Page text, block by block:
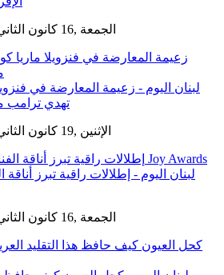
GMT 08:26 2026 الجمعة ,16 كانون الثاني / يناير
زعيمة المعارضة في فنزويلا ماريا
GMT 18:07 2026 الإثنين ,19 كانون الثاني / يناير
إطلالات راقية تبرز أناقة الفنانات السعوديات في حفل Joy Awards
GMT 15:12 2026 الجمعة ,16 كانون الثاني / يناير
كحل العيون كيف حافظ هذا التقليد